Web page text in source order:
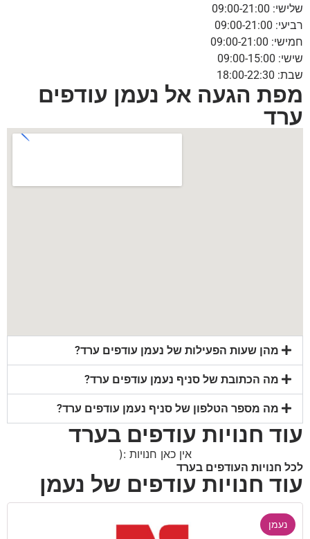
שלישי: 09:00-21:00
רביעי: 09:00-21:00
חמישי: 09:00-21:00
שישי: 09:00-15:00
שבת: 18:00-22:30
מפת הגעה אל נעמן עודפים
ערד
מהן שעות הפעילות של נעמן עודפים ערד?
מה הכתובת של סניף נעמן עודפים ערד?
מה מספר הטלפון של סניף נעמן עודפים ערד?
עוד חנויות עודפים בערד
אין כאן חנויות :(
לכל חנויות העודפים בערד
עוד חנויות עודפים של נעמן
נעמן